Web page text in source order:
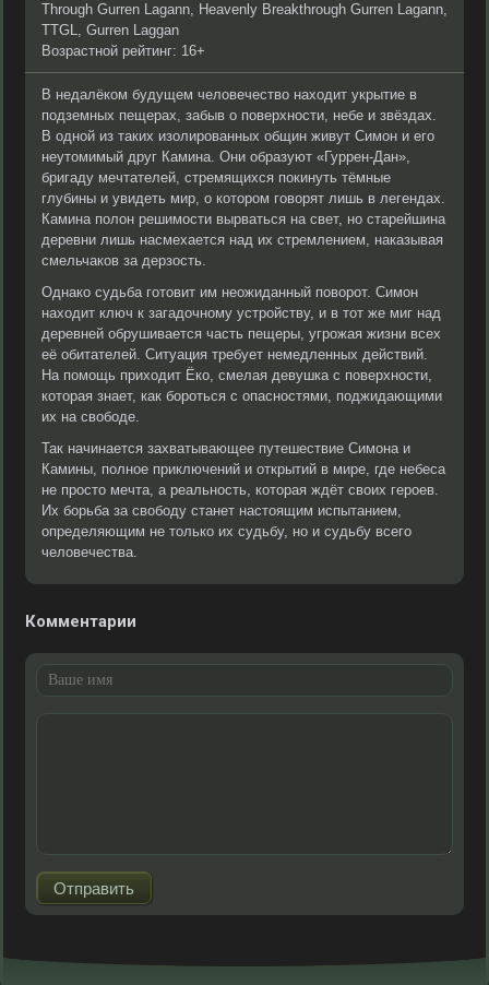
Through Gurren Lagann, Heavenly Breakthrough Gurren Lagann,
TTGL, Gurren Laggan
Возрастной рейтинг: 16+
В недалёком будущем человечество находит укрытие в
подземных пещерах, забыв о поверхности, небе и звёздах.
В одной из таких изолированных общин живут Симон и его
неутомимый друг Камина. Они образуют «Гуррен-Дан»,
бригаду мечтателей, стремящихся покинуть тёмные
глубины и увидеть мир, о котором говорят лишь в легендах.
Камина полон решимости вырваться на свет, но старейшина
деревни лишь насмехается над их стремлением, наказывая
смельчаков за дерзость.
Однако судьба готовит им неожиданный поворот. Симон
находит ключ к загадочному устройству, и в тот же миг над
деревней обрушивается часть пещеры, угрожая жизни всех
её обитателей. Ситуация требует немедленных действий.
На помощь приходит Ёко, смелая девушка с поверхности,
которая знает, как бороться с опасностями, поджидающими
их на свободе.
Так начинается захватывающее путешествие Симона и
Камины, полное приключений и открытий в мире, где небеса
не просто мечта, а реальность, которая ждёт своих героев.
Их борьба за свободу станет настоящим испытанием,
определяющим не только их судьбу, но и судьбу всего
человечества.
Комментарии